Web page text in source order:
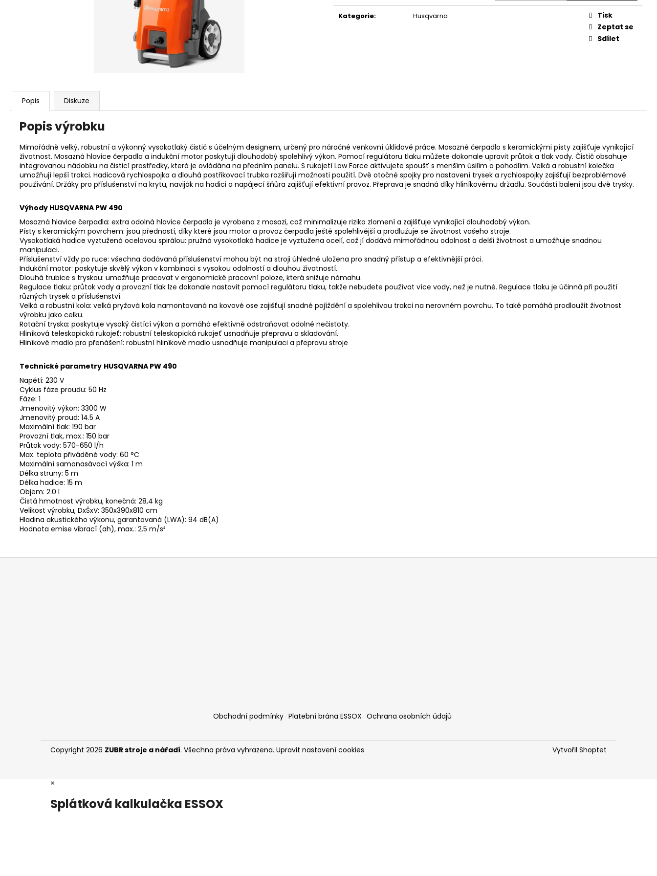
Kategorie: Husqvarna
Tisk
Zeptat se
Sdílet
Popis Diskuze
Popis výrobku
Mimořádně velký, robustní a výkonný vysokotlaký čistič s účelným designem, určený pro náročné venkovní úklidové práce. Mosazné čerpadlo s keramickými písty zajišťuje vynikající
životnost. Mosazná hlavice čerpadla a indukční motor poskytují dlouhodobý spolehlivý výkon. Pomocí regulátoru tlaku můžete dokonale upravit průtok a tlak vody. Čistič obsahuje
integrovanou nádobku na čisticí prostředky, která je ovládána na předním panelu. S rukojetí Low Force aktivujete spoušť s menším úsilím a pohodlím. Velká a robustní kolečka
umožňují lepší trakci. Hadicová rychlospojka a dlouhá postřikovací trubka rozšiřují možnosti použití. Dvě otočné spojky pro nastavení trysek a rychlospojky zajišťují bezproblémové
používání. Držáky pro příslušenství na krytu, naviják na hadici a napájecí šňůra zajišťují efektivní provoz. Přeprava je snadná díky hliníkovému držadlu. Součástí balení jsou dvě trysky.
Výhody HUSQVARNA PW 490
Mosazná hlavice čerpadla: extra odolná hlavice čerpadla je vyrobena z mosazi, což minimalizuje riziko zlomení a zajišťuje vynikající dlouhodobý výkon.
Písty s keramickým povrchem: jsou předností, díky které jsou motor a provoz čerpadla ještě spolehlivější a prodlužuje se životnost vašeho stroje.
Vysokotlaká hadice vyztužená ocelovou spirálou: pružná vysokotlaká hadice je vyztužena ocelí, což jí dodává mimořádnou odolnost a delší životnost a umožňuje snadnou
manipulaci.
Příslušenství vždy po ruce: všechna dodávaná příslušenství mohou být na stroji úhledně uložena pro snadný přístup a efektivnější práci.
Indukční motor: poskytuje skvělý výkon v kombinaci s vysokou odolností a dlouhou životností.
Dlouhá trubice s tryskou: umožňuje pracovat v ergonomické pracovní poloze, která snižuje námahu.
Regulace tlaku: průtok vody a provozní tlak lze dokonale nastavit pomocí regulátoru tlaku, takže nebudete používat více vody, než je nutné. Regulace tlaku je účinná při použití
různých trysek a příslušenství.
Velká a robustní kola: velká pryžová kola namontovaná na kovové ose zajišťují snadné pojíždění a spolehlivou trakci na nerovném povrchu. To také pomáhá prodloužit životnost
výrobku jako celku.
Rotační tryska: poskytuje vysoký čistící výkon a pomáhá efektivně odstraňovat odolné nečistoty.
Hliníková teleskopická rukojeť: robustní teleskopická rukojeť usnadňuje přepravu a skladování.
Hliníkové madlo pro přenášení: robustní hliníkové madlo usnadňuje manipulaci a přepravu stroje
Technické parametry HUSQVARNA PW 490
Napětí: 230 V
Cyklus fáze proudu: 50 Hz
Fáze: 1
Jmenovitý výkon: 3300 W
Jmenovitý proud: 14.5 A
Maximální tlak: 190 bar
Provozní tlak, max.: 150 bar
Průtok vody: 570-650 l/h
Max. teplota přiváděné vody: 60 °C
Maximální samonasávací výška: 1 m
Délka struny: 5 m
Délka hadice: 15 m
Objem: 2.0 l
Čistá hmotnost výrobku, konečná: 28,4 kg
Velikost výrobku, DxŠxV: 350x390x810 cm
Hladina akustického výkonu, garantovaná (LWA): 94 dB(A)
Hodnota emise vibrací (ah), max.: 2.5 m/s²
104 990 Kč
Z
Obchodní podmínky Platební brána ESSOX Ochrana osobních údajů
Vytvořil Shoptet
Copyright 2026 ZUBR stroje a nářadí. Všechna práva vyhrazena. Upravit nastavení cookies
×
Splátková kalkulačka ESSOX